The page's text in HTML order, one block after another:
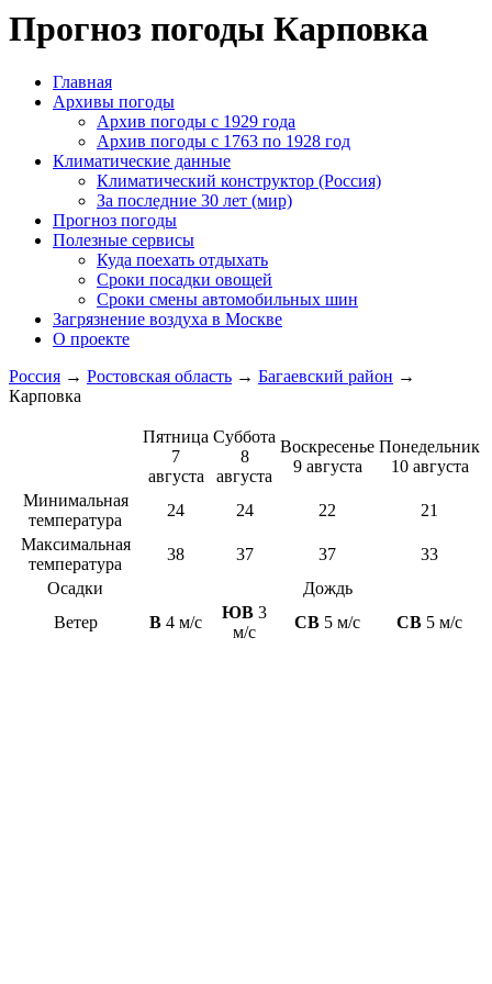
Прогноз погоды Карповка
Главная
Архивы погоды
Архив погоды c 1929 года
Архив погоды c 1763 по 1928 год
Климатические данные
Климатический конструктор (Россия)
За последние 30 лет (мир)
Прогноз погоды
Полезные сервисы
Куда поехать отдыхать
Сроки посадки овощей
Сроки смены автомобильных шин
Загрязнение воздуха в Москве
О проекте
Россия → Ростовская область → Багаевский район →
Карповка
Пятница
7
августа
Суббота
8
августа
Воскресенье
9 августа
Понедельник
10 августа
Минимальная
температура
24 24 22
21
Максимальная
температура
38 37 37
33
Осадки
Дождь
Ветер
В 4 м/с
ЮВ 3
м/с
СВ 5 м/с СВ 5 м/с